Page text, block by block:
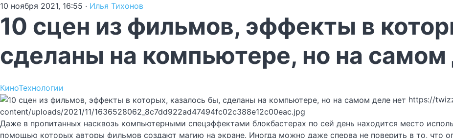
10 ноября 2021, 16:55 · Илья Тихонов
10 сцен из фильмов, эффекты в
сделаны на компьютере, но на самом
КиноТехнологии
https://
content/uploads/2021/11/1636528062_8c7dd922ad47494fc02c388e12c00eac.jpg
Даже в пропитанных насквозь компьютерными спецэффектами блокбастерах по сей день находится место
помощью которых авторы фильмов создают магию на экране. Иногда можно даже сперва не поверить в то, что